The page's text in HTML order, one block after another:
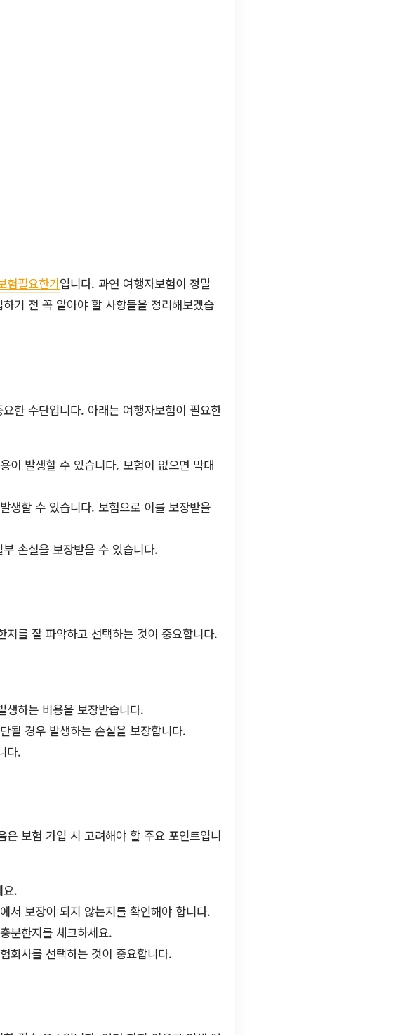
험필요한가입니다. 과연 여행자보험이 정말
기 전 꼭 알아야 할 사항들을 정리해보겠습
한 수단입니다. 아래는 여행자보험이 필요한
이 발생할 수 있습니다. 보험이 없으면 막대
생할 수 있습니다. 보험으로 이를 보장받을
손실을 보장받을 수 있습니다.
를 잘 파악하고 선택하는 것이 중요합니다.
하는 비용을 보장받습니다.
될 경우 발생하는 손실을 보장합니다.
다.
보험 가입 시 고려해야 할 주요 포인트입니
요.
서 보장이 되지 않는지를 확인해야 합니다.
분한지를 체크하세요.
회사를 선택하는 것이 중요합니다.